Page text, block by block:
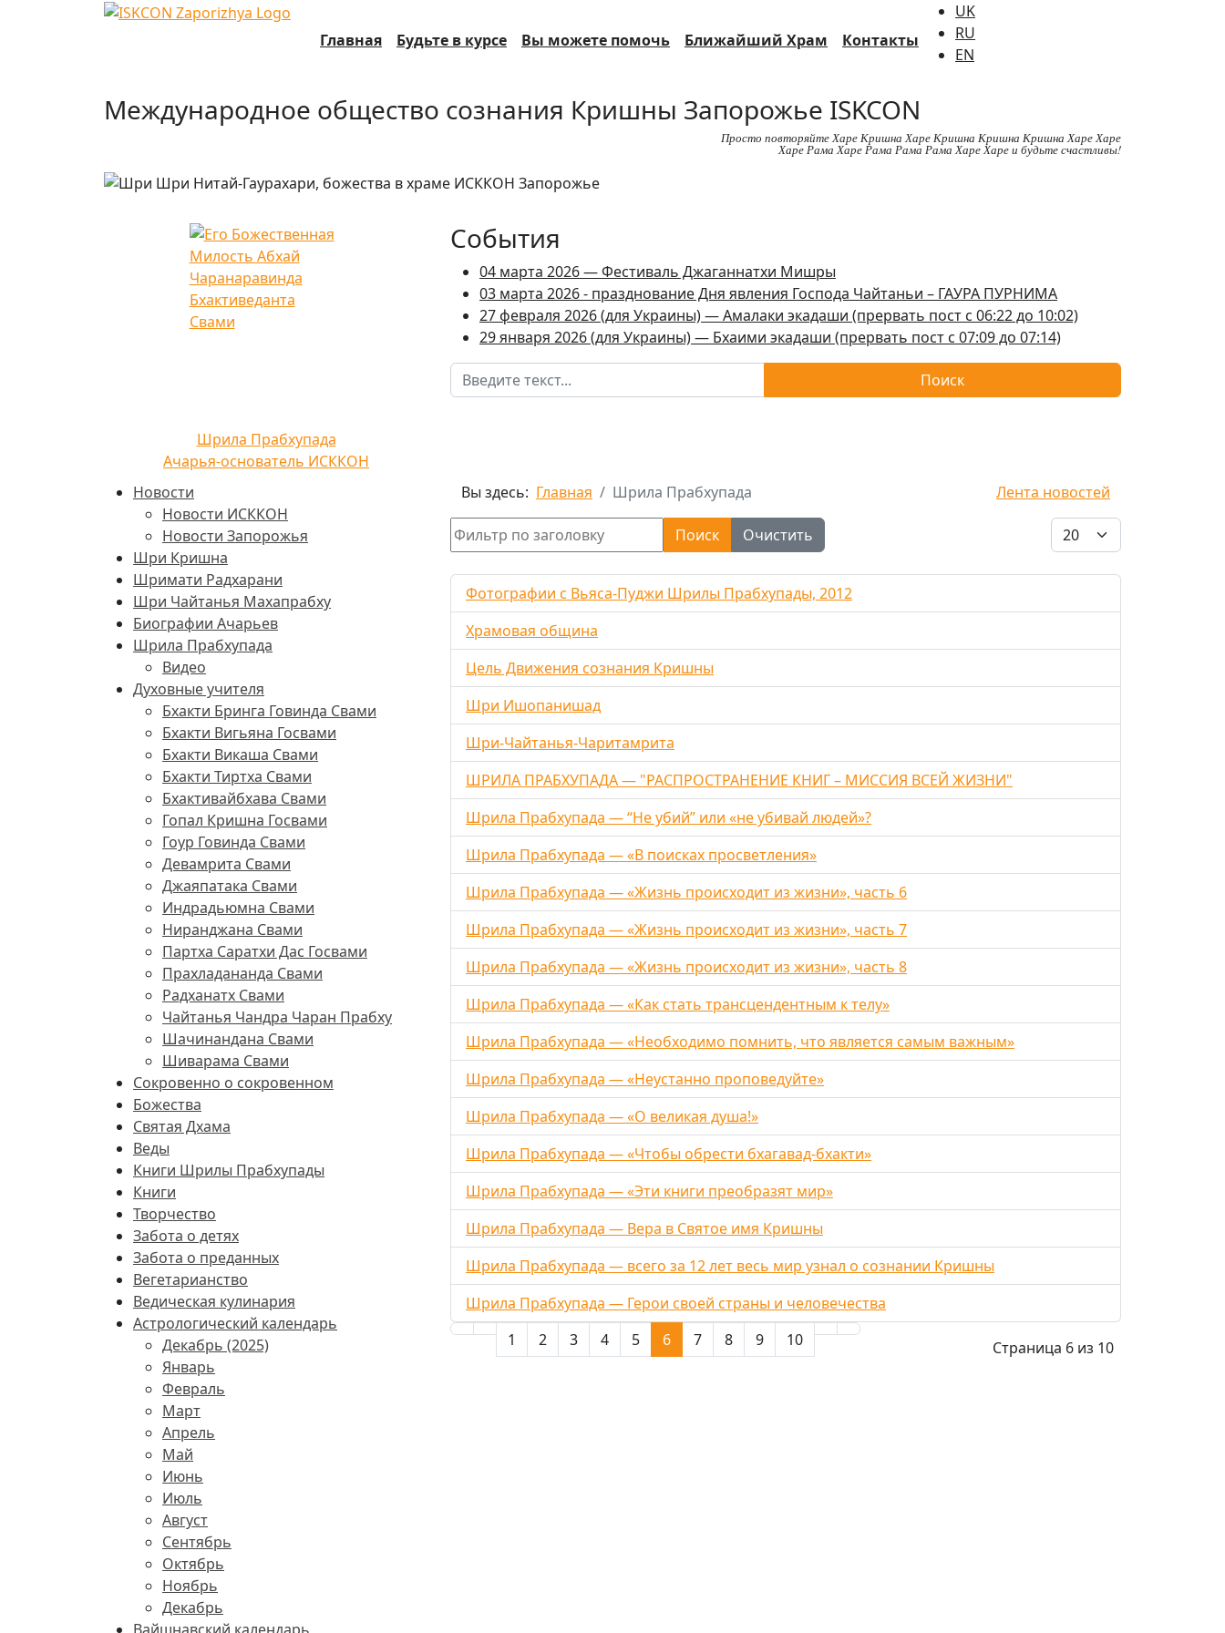
Главная Будьте в курсе Вы можете помочь Ближайший Храм Контакты
UK
RU
EN
Международное общество сознания Кришны Запорожье ISKCON
Просто повторяйте Харе Кришна Харе Кришна Кришна Кришна Харе Харе
Харе Рама Харе Рама Рама Рама Харе Харе и будьте счастливы!
Шрила Прабхупада
Ачарья-основатель ИСККОН
События
04 марта 2026 — Фестиваль Джаганнатхи Мишры
03 марта 2026 - празднование Дня явления Господа Чайтаньи – ГАУРА ПУРНИМА
27 февраля 2026 (для Украины) — Амалаки экадаши (прервать пост с 06:22 до 10:02)
29 января 2026 (для Украины) — Бхаими экадаши (прервать пост с 07:09 до 07:14)
Поиск
Поиск
Новости
Новости ИСККОН
Новости Запорожья
Шри Кришна
Шримати Радхарани
Шри Чайтанья Махапрабху
Биографии Ачарьев
Шрила Прабхупада
Видео
Духовные учителя
Бхакти Бринга Говинда Свами
Бхакти Вигьяна Госвами
Бхакти Викаша Свами
Бхакти Тиртха Свами
Бхактивайбхава Свами
Гопал Кришна Госвами
Гоур Говинда Свами
Девамрита Свами
Джаяпатака Свами
Индрадьюмна Свами
Ниранджана Свами
Партха Саратхи Дас Госвами
Прахладананда Свами
Радханатх Свами
Чайтанья Чандра Чаран Прабху
Шачинандана Свами
Шиварама Свами
Сокровенно о сокровенном
Божества
Святая Дхама
Веды
Книги Шрилы Прабхупады
Книги
Творчество
Забота о детях
Забота о преданных
Вегетарианство
Ведическая кулинария
Астрологический календарь
Декабрь (2025)
Январь
Февраль
Март
Апрель
Май
Июнь
Июль
Август
Сентябрь
Октябрь
Ноябрь
Декабрь
Вы здесь: Главная Шрила Прабхупада
Лента новостей
Фильтр по заголовку
Поиск Очистить Кол-во строк:
Фотографии с Вьяса-Пуджи Шрилы Прабхупады, 2012
Храмовая община
Цель Движения сознания Кришны
Шри Ишопанишад
Шри-Чайтанья-Чаритамрита
ШРИЛА ПРАБХУПАДА — "РАСПРОСТРАНЕНИЕ КНИГ – МИССИЯ ВСЕЙ ЖИЗНИ"
Шрила Прабхупада — “Не убий” или «не убивай людей»?
Шрила Прабхупада — «В поисках просветления»
Шрила Прабхупада — «Жизнь происходит из жизни», часть 6
Шрила Прабхупада — «Жизнь происходит из жизни», часть 7
Шрила Прабхупада — «Жизнь происходит из жизни», часть 8
Шрила Прабхупада — «Как стать трансцендентным к телу»
Шрила Прабхупада — «Необходимо помнить, что является самым важным»
Шрила Прабхупада — «Неустанно проповедуйте»
Шрила Прабхупада — «О великая душа!»
Шрила Прабхупада — «Чтобы обрести бхагавад-бхакти»
Шрила Прабхупада — «Эти книги преобразят мир»
Шрила Прабхупада — Вера в Святое имя Кришны
Шрила Прабхупада — всего за 12 лет весь мир узнал о сознании Кришны
Шрила Прабхупада — Герои своей страны и человечества
Страница 6 из 10
1 2 3 4 5 6 7 8 9 10